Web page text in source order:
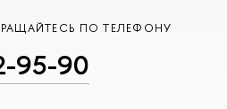
ПО ТЕЛЕФОНУ
95-90